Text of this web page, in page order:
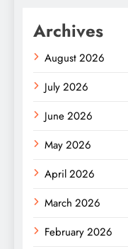
Archives
August 2026
July 2026
June 2026
May 2026
April 2026
March 2026
February 2026